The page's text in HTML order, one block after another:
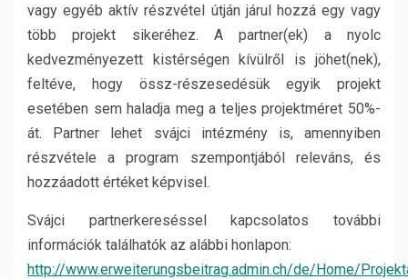
vagy egyéb aktív részvétel útján járul hozzá egy vagy
több projekt sikeréhez. A partner(ek) a nyolc
kedvezményezett kistérségen kívülről is jöhet(nek),
feltéve, hogy össz-részesedésük egyik projekt
esetében sem haladja meg a teljes projektméret 50%-
át. Partner lehet svájci intézmény is, amennyiben
részvétele a program szempontjából releváns, és
hozzáadott értéket képvisel.
Svájci partnerkereséssel kapcsolatos további
információk találhatók az alábbi honlapon:
http://www.erweiterungsbeitrag.admin.ch/de/Home/